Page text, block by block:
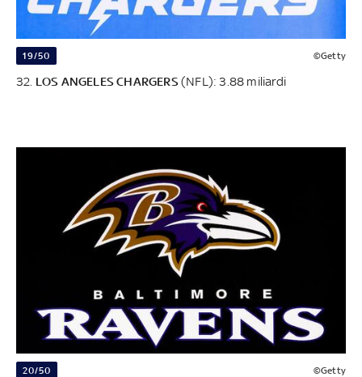
19/50 ©Getty
32. LOS ANGELES CHARGERS(NFL): 3.88 miliardi
20/50 ©Getty